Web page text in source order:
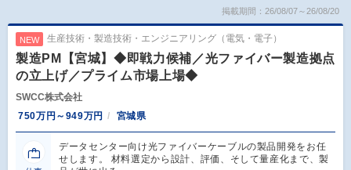
掲載期間：26/08/07～26/08/20
NEW 生産技術・製造技術・エンジニアリング（電気・電子）
製造PM【宮城】◆即戦力候補／光ファイバー製造拠点
の立上げ／プライム市場上場◆
SWCC株式会社
750万円～949万円
宮城県
データセンター向け光ファイバーケーブルの製品開発をお任
せします。 材料選定から設計、評価、そして量産化まで、製